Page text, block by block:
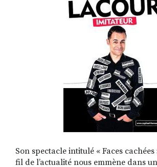
RECHERCHER
S'INSCRIRE À LA
FACEBOOKINSTAGRAM
LINKEDIN
Son spectacle intitulé « Faces
fil de l’actualité nous emmène dans